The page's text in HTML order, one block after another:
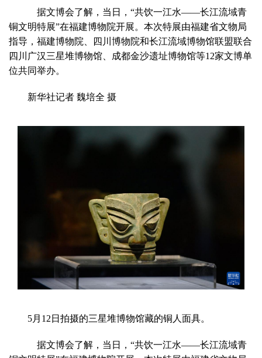
据文博会了解， 当日，“共饮一江水——长江流域青
铜文明特展”在福建博物院开展。本次特展由福建省文物局
指导，福建博物院、四川博物院和长江流域博物馆联盟联合
四川广汉三星堆博物馆、成都金沙遗址博物馆等12家文博单
位共同举办。
新华社记者 魏培全 摄
5月12日拍摄的三星堆博物馆藏的铜人面具。
据文博会了解， 当日，“共饮一江水——长江流域青